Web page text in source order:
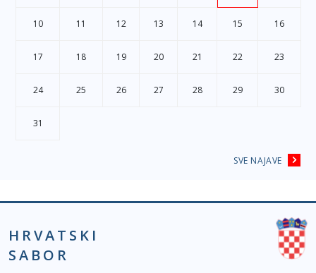
10 11 12 13 14 15 16
17 18 19 20 21 22 23
24 25 26 27 28 29 30
31
SVE NAJAVE
HRVATSKI
SABOR